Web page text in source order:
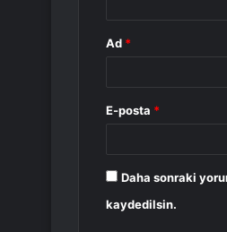
Ad *
E-posta *
Daha sonraki
kaydedilsin.